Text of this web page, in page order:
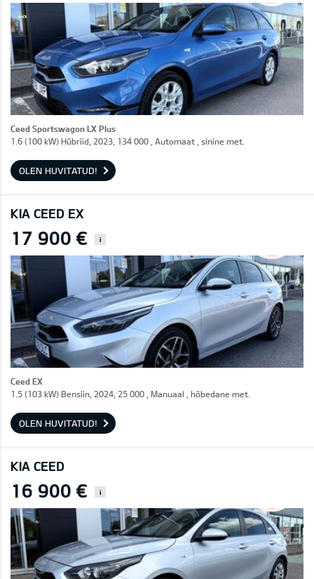
Ceed Sportswagon LX Plus
1.6 (100 kW) Hübriid, 2023, 134 000 , Automaat , sinine met.
OLEN HUVITATUD!
KIA CEED EX
17 900 € i
Ceed EX
1.5 (103 kW) Bensiin, 2024, 25 000 , Manuaal , hõbedane met.
OLEN HUVITATUD!
KIA CEED
16 900 € i